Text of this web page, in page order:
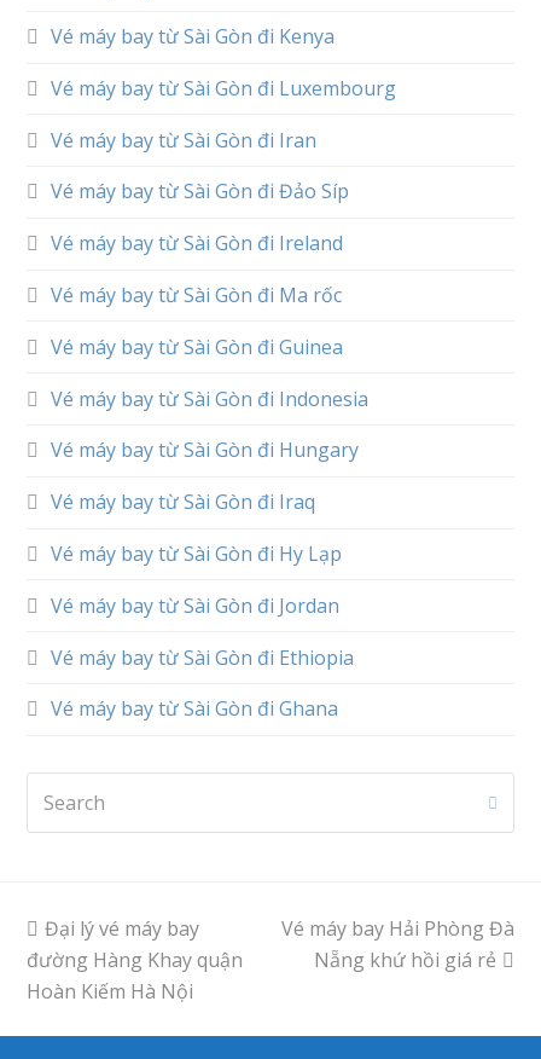
Vé máy bay từ Sài Gòn đi Kenya
Vé máy bay từ Sài Gòn đi Luxembourg
Vé máy bay từ Sài Gòn đi Iran
Vé máy bay từ Sài Gòn đi Đảo Síp
Vé máy bay từ Sài Gòn đi Ireland
Vé máy bay từ Sài Gòn đi Ma rốc
Vé máy bay từ Sài Gòn đi Guinea
Vé máy bay từ Sài Gòn đi Indonesia
Vé máy bay từ Sài Gòn đi Hungary
Vé máy bay từ Sài Gòn đi Iraq
Vé máy bay từ Sài Gòn đi Hy Lạp
Vé máy bay từ Sài Gòn đi Jordan
Vé máy bay từ Sài Gòn đi Ethiopia
Vé máy bay từ Sài Gòn đi Ghana
previous
post:
Đại lý vé máy bay
đường Hàng Khay quận
Hoàn Kiếm Hà Nội
next
post:
Vé máy bay Hải Phòng Đà
Nẵng khứ hồi giá rẻ